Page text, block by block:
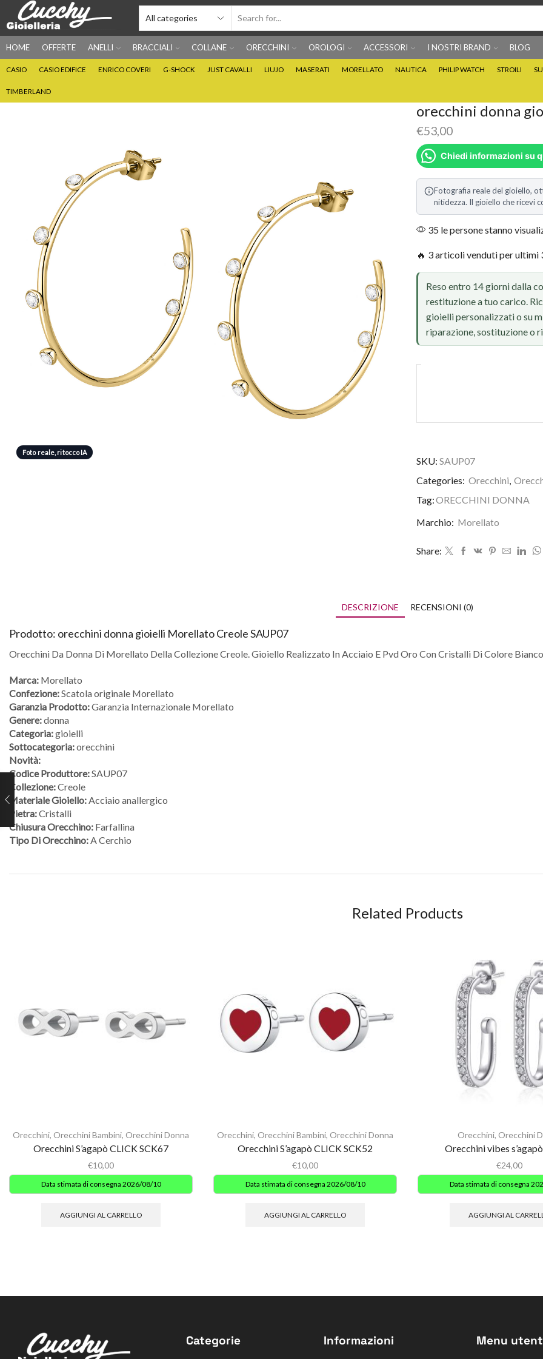
HOME OFFERTE ANELLI BRACCIALI COLLANE ORECCHINI OROLOGI ACCESSORI I NOSTRI BRAND BLOG
CASIO CASIO EDIFICE ENRICO COVERI G-SHOCK JUST CAVALLI LIUJO MASERATI MORELLATO NAUTICA PHILIP WATCH STROILI
TIMBERLAND
Foto reale, ritocco IA
orecchini donna
€53,00
Chiedi informazioni su
Fotografia reale del gioiello,
nitidezza. Il gioiello che ricevi
35 le persone stanno
🔥 3 articoli venduti per ultimi
Reso entro 14 giorni dalla
restituzione a tuo carico.
gioielli personalizzati o su
riparazione, sostituzione o
SKU: SAUP07
Categories: Orecchini,
Tag:ORECCHINI DONNA
Marchio: Morellato
Share:
DESCRIZIONE RECENSIONI (0)
Prodotto: orecchini donna gioielli Morellato Creole SAUP07
Orecchini Da Donna Di Morellato Della Collezione Creole. Gioiello Realizzato In Acciaio E Pvd Oro Con Cristalli Di Colore
Marca: Morellato
Confezione:Scatola originale Morellato
Garanzia Prodotto:Garanzia Internazionale Morellato
Genere:donna
Categoria:gioielli
Sottocategoria:orecchini
Novità:
Codice Produttore:SAUP07
Collezione:Creole
Materiale Gioiello:Acciaio anallergico
Pietra:Cristalli
Chiusura Orecchino: Farfallina
Tipo Di Orecchino:A Cerchio
Related Products
Orecchini, Orecchini Bambini, Orecchini Donna
Orecchini S’agapò CLICK SCK67
€10,00
Data stimata di consegna 2026/08/10
AGGIUNGI AL CARRELLO
Orecchini, Orecchini Bambini, Orecchini Donna
Orecchini S’agapò CLICK SCK52
€10,00
Data stimata di consegna 2026/08/10
AGGIUNGI AL CARRELLO
Orecchini, Orecchini
Orecchini vibes
€24,00
Data stimata di consegna
AGGIUNGI AL
Categorie Informazioni Menu